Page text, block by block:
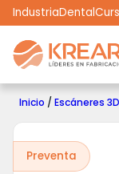
IndustriaDental
Marcas
Robótica
Inicio / Escáneres 3D
Preventa